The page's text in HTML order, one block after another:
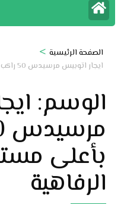
الصفحة الرئيسية >
ايجار اتوبيس مرسيدس 50 راكب بأعلى مستوى من الرفاهية
الوسم:
بأعلى
الرفاهية